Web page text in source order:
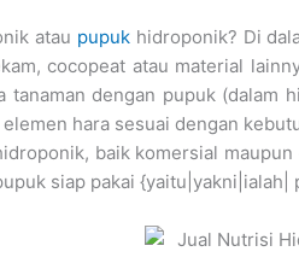
atau pupukhidroponik? Di
cocopeat atau material
tanaman dengan pupuk
hara sesuai dengan
baik komersial
siap pakai {yaitu|yakni|ialah|